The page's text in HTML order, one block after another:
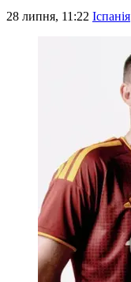
28 липня, 11:22 Іспанія